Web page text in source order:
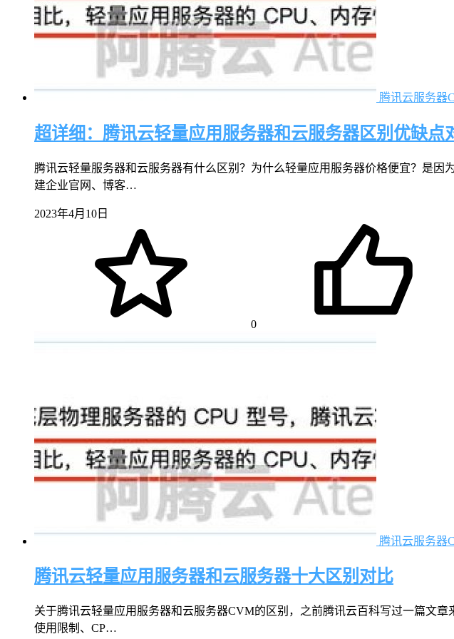
腾讯云服务器
超详细：腾讯云轻量应用服务器和云服务器区别优缺点
腾讯云轻量服务器和云服务器有什么区别？为什么轻量应用服务器价格便宜？是
建企业官网、博客…
2023年4月10日
0
腾讯云服务器
腾讯云轻量应用服务器和云服务器十大区别对比
关于腾讯云轻量应用服务器和云服务器CVM的区别，之前腾讯云百科写过一篇文
使用限制、CP…